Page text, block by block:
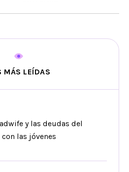
MÁS LEÍDAS
y las deudas del
las jóvenes